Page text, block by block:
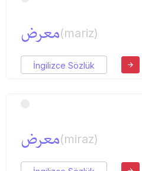
معرض(mariz)
İngilizce Sözlük
معرض(miraz)